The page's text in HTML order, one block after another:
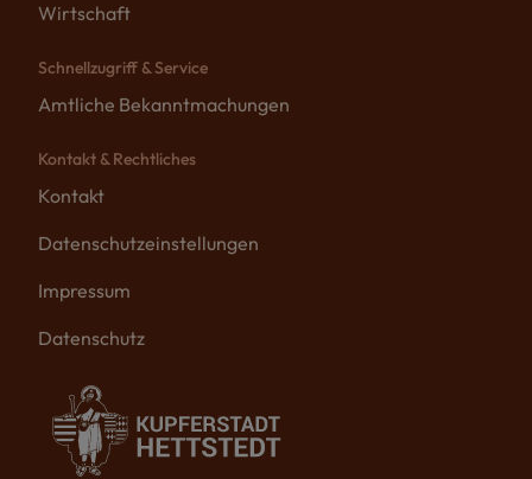
Wirtschaft
Schnellzugriff & Service
Amtliche Bekanntmachungen
Kontakt & Rechtliches
Kontakt
Datenschutzeinstellungen
Impressum
Datenschutz